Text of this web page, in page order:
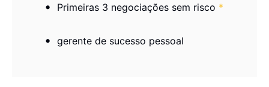
Primeiras 3 negociações sem risco *
gerente de sucesso pessoal